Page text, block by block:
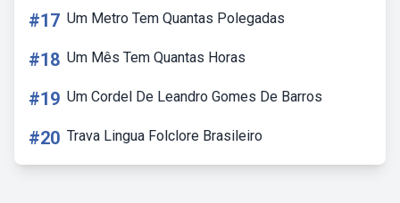
#17 Um Metro Tem Quantas Polegadas
#18 Um Mês Tem Quantas Horas
#19 Um Cordel De Leandro Gomes De Barros
#20 Trava Lingua Folclore Brasileiro